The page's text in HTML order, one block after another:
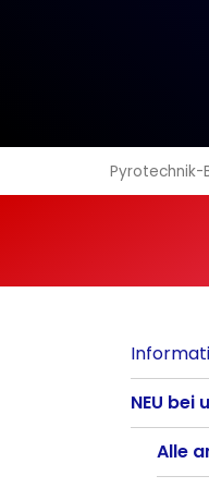
Alle
Alle
Pyrotechnik-
NEU bei
Alle